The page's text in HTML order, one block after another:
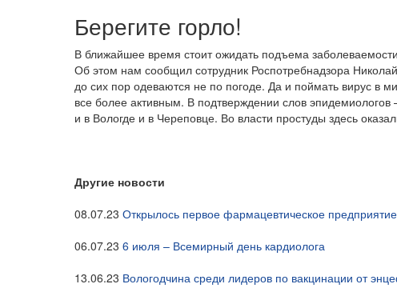
Берегите горло!
В ближайшее время стоит ожидать подъема
Об этом нам сообщил сотрудник Роспотребнадзора
до сих пор одеваются не по погоде. Да и поймать вирус в
все более активным. В подтверждении слов
и в Вологде и в Череповце. Во власти простуды здесь
Другие новости
08.07.23 Открылось первое фармацевтическое
06.07.23 6 июля – Всемирный день кардиолога
13.06.23 Вологодчина среди лидеров по вакцинации от